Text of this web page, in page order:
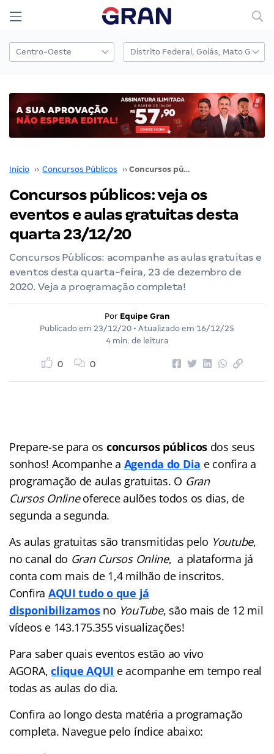
Início ›› Concursos Públicos ›› Concursos públicos: veja os eventos e aulas gratuitas desta quarta 23/12/20
Concursos públicos: veja os
eventos e aulas gratuitas desta
quarta 23/12/20
Concursos Públicos: acompanhe as aulas gratuitas e
eventos desta quarta-feira, 23 de dezembro de
2020. Veja a programação completa!
Por Equipe Gran
Publicado em 23/12/20 • Atualizado em 16/12/25
4 min. de leitura
0 0
Prepare-se para os concursos públicos dos seus
sonhos! Acompanhe a Agenda do Dia e confira a
programação de aulas gratuitas. O Gran
Cursos Onlineoferece aulões todos os dias, de
segunda a segunda.
As aulas gratuitas são transmitidas pelo Youtube,
no canal do Gran Cursos Online, a plataforma já
conta com mais de 1,4 milhão de inscritos.
Confira AQUI tudo o que já
disponibilizamosno YouTube, são mais de 12 mil
vídeos e 143.175.355 visualizações!
Para saber quais eventos estão ao vivo
AGORA,clique AQUI e acompanhe em tempo real
todas as aulas do dia.
Confira ao longo desta matéria a programação
completa. Navegue pelo índice abaixo: